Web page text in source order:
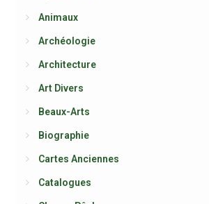
Animaux
Archéologie
Architecture
Art Divers
Beaux-Arts
Biographie
Cartes Anciennes
Catalogues